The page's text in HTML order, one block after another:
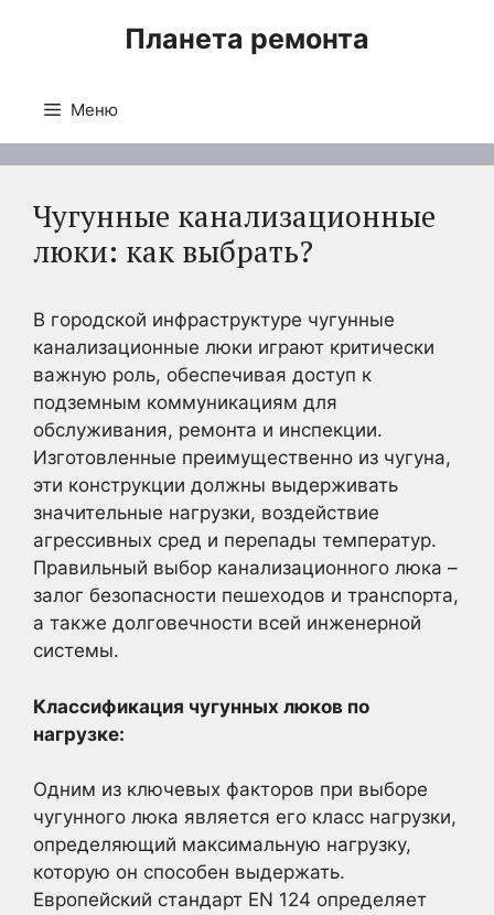
Планета ремонта
Меню
Чугунные канализационные
люки: как выбрать?
В городской инфраструктуре чугунные
канализационные люки играют критически
важную роль, обеспечивая доступ к
подземным коммуникациям для
обслуживания, ремонта и инспекции.
Изготовленные преимущественно из чугуна,
эти конструкции должны выдерживать
значительные нагрузки, воздействие
агрессивных сред и перепады температур.
Правильный выбор канализационного люка –
залог безопасности пешеходов и транспорта,
а также долговечности всей инженерной
системы.
Классификация чугунных люков по
нагрузке:
Одним из ключевых факторов при выборе
чугунного люка является его класс нагрузки,
определяющий максимальную нагрузку,
которую он способен выдержать.
Европейский стандарт EN 124 определяет